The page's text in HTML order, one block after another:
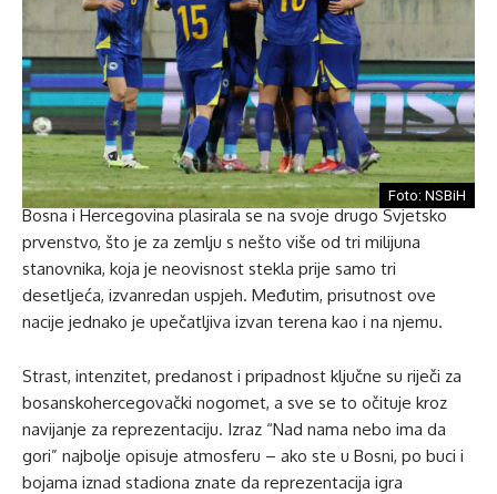
Foto: NSBiH
Bosna i Hercegovina plasirala se na svoje drugo Svjetsko
prvenstvo, što je za zemlju s nešto više od tri milijuna
stanovnika, koja je neovisnost stekla prije samo tri
desetljeća, izvanredan uspjeh. Međutim, prisutnost ove
nacije jednako je upečatljiva izvan terena kao i na njemu.
Strast, intenzitet, predanost i pripadnost ključne su riječi za
bosanskohercegovački nogomet, a sve se to očituje kroz
navijanje za reprezentaciju. Izraz “Nad nama nebo ima da
gori” najbolje opisuje atmosferu – ako ste u Bosni, po buci i
bojama iznad stadiona znate da reprezentacija igra